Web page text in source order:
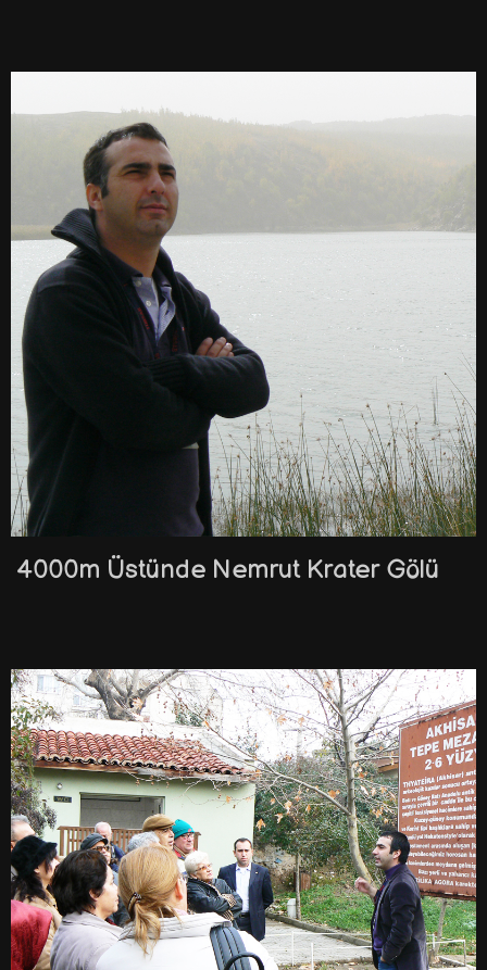
4000m Üstünde Nemrut Krater Gölü